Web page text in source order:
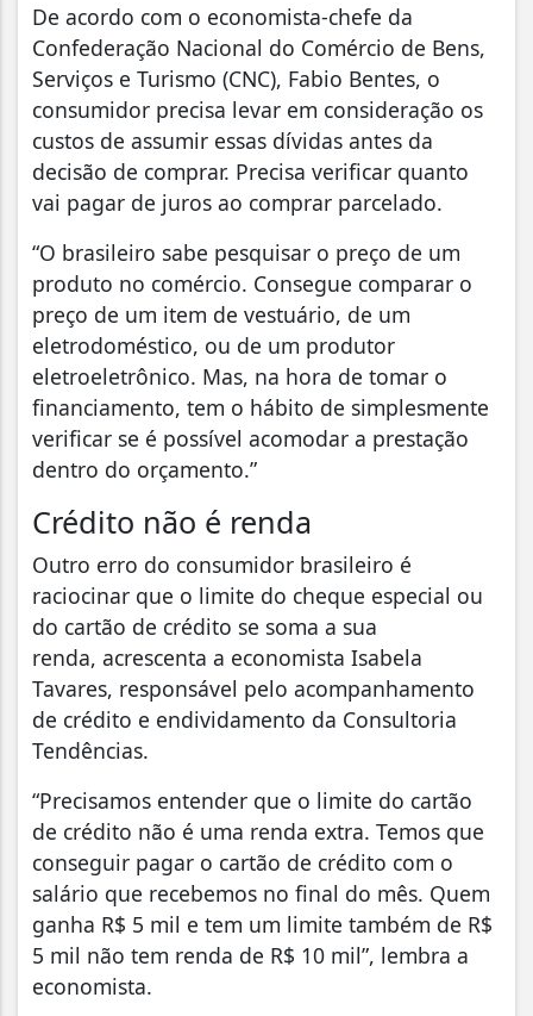
De acordo com o economista-chefe da
Confederação Nacional do Comércio de Bens,
Serviços e Turismo (CNC), Fabio Bentes, o
consumidor precisa levar em consideração os
custos de assumir essas dívidas antes da
decisão de comprar. Precisa verificar quanto
vai pagar de juros ao comprar parcelado.
“O brasileiro sabe pesquisar o preço de um
produto no comércio. Consegue comparar o
preço de um item de vestuário, de um
eletrodoméstico, ou de um produtor
eletroeletrônico. Mas, na hora de tomar o
financiamento, tem o hábito de simplesmente
verificar se é possível acomodar a prestação
dentro do orçamento.”
Crédito não é renda
Outro erro do consumidor brasileiro é
raciocinar que o limite do cheque especial ou
do cartão de crédito se soma a sua
renda, acrescenta a economista Isabela
Tavares, responsável pelo acompanhamento
de crédito e endividamento da Consultoria
Tendências.
“Precisamos entender que o limite do cartão
de crédito não é uma renda extra. Temos que
conseguir pagar o cartão de crédito com o
salário que recebemos no final do mês. Quem
ganha R$ 5 mil e tem um limite também de R$
5 mil não tem renda de R$ 10 mil”, lembra a
economista.